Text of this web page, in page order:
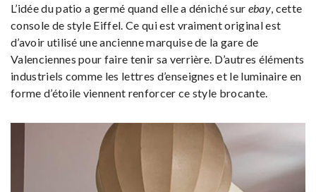
L’idée du patio a germé quand elle a déniché sur ebay, cette
console de style Eiffel. Ce qui est vraiment original est
d’avoir utilisé une ancienne marquise de la gare de
Valenciennes pour faire tenir sa verrière. D’autres éléments
industriels comme les lettres d’enseignes et le luminaire en
forme d’étoile viennent renforcer ce style brocante.